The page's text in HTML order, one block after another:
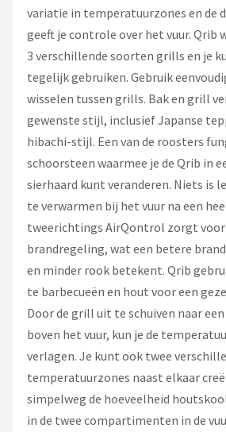
variatie in temperatuurzones en de
geeft je controle over het vuur. Qrib
3 verschillende soorten grills en je
tegelijk gebruiken. Gebruik
wisselen tussen grills. Bak en grill
gewenste stijl, inclusief Japanse
hibachi-stijl. Een van de roosters
schoorsteen waarmee je de Qrib in
sierhaard kunt veranderen. Niets is
te verwarmen bij het vuur na een
tweerichtings AirQontrol zorgt voor
brandregeling, wat een betere
en minder rook betekent. Qrib
te barbecueën en hout voor een
Door de grill uit te schuiven naar
boven het vuur, kun je de
verlagen. Je kunt ook twee
temperatuurzones naast elkaar
simpelweg de hoeveelheid
in de twee compartimenten in de